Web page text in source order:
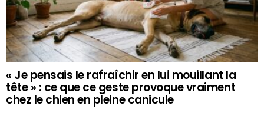
« Je pensais le rafraîchir en lui mouillant la
tête » : ce que ce geste provoque vraiment
chez le chien en pleine canicule